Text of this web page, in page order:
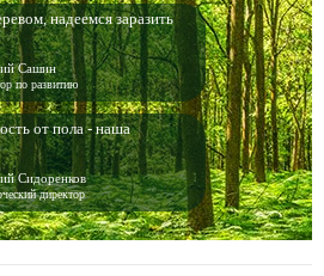
надеемся заразить
Сашин
по развитию
от пола - наша
Сидоренков
директор